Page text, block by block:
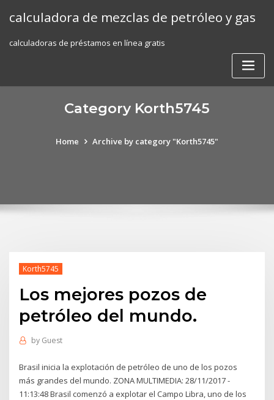
calculadora de mezclas de petróleo y gas
calculadoras de préstamos en línea gratis
Category Korth5745
Home Archive by category "Korth5745"
Korth5745
Los mejores pozos de
petróleo del mundo.
by Guest
Brasil inicia la explotación de petróleo de uno de los pozos
más grandes del mundo. ZONA MULTIMEDIA: 28/11/2017 -
11:13:48 Brasil comenzó a explotar el Campo Libra, uno de los